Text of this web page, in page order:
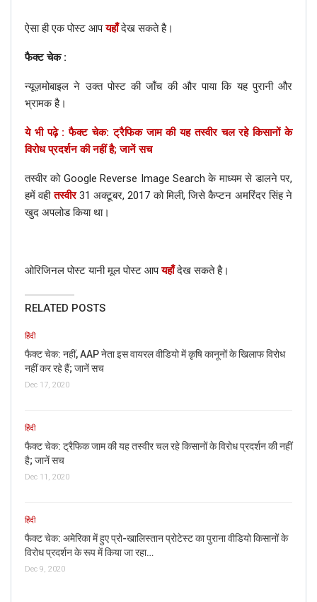
ऐसा ही एक पोस्ट आपयहाँदेख सकते है।
फैक्ट चेक :
न्यूज़मोबाइल ने उक्त पोस्ट की जाँच की और पाया कि यह पुरानी और
भ्रामक है।
ये भी पढ़े : फैक्ट चेक: ट्रैफिक जाम की यह तस्वीर चल रहे किसानों के
विरोध प्रदर्शन की नहीं है; जानें सच
तस्वीर को Google Reverse Image Search के माध्यम से डालने पर,
हमें वहीतस्वीर31 अक्टूबर, 2017 को मिली, जिसे कैप्टन अमरिंदर सिंह ने
खुद अपलोड किया था।
ओरिजिनल पोस्ट यानी मूल पोस्ट आपयहाँदेख सकते है।
RELATED POSTS
हिंदी
फैक्ट चेक: नहीं, AAP नेता इस वायरल वीडियो में कृषि कानूनों के खिलाफ विरोध
नहीं कर रहे हैं; जानें सच
Dec 17, 2020
हिंदी
फैक्ट चेक: ट्रैफिक जाम की यह तस्वीर चल रहे किसानों के विरोध प्रदर्शन की नहीं
है; जानें सच
Dec 11, 2020
हिंदी
फैक्ट चेक: अमेरिका में हुए प्रो-खालिस्तान प्रोटेस्ट का पुराना वीडियो किसानों के
विरोध प्रदर्शन के रूप में किया जा रहा…
Dec 9, 2020